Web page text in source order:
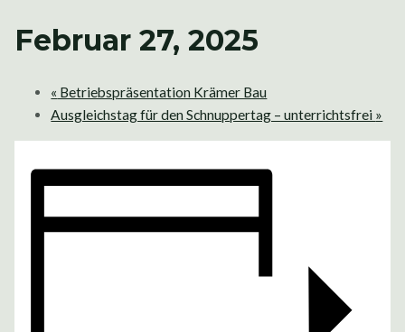
Februar 27, 2025
« Betriebspräsentation Krämer Bau
Ausgleichstag für den Schnuppertag – unterrichtsfrei »